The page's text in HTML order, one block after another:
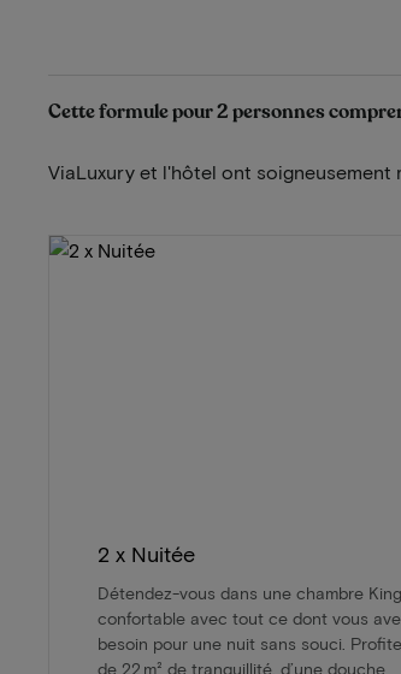
Cette formule pour 2 personnes
ViaLuxury et l'hôtel ont soigneusement
2 x Nuitée
Détendez-vous dans une chambre King
confortable avec tout ce dont vous
besoin pour une nuit sans souci.
de 22 m² de tranquillité, d’une douche